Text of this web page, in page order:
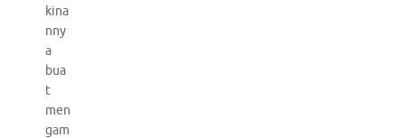
kina
nny
a
bua
t
men
gam